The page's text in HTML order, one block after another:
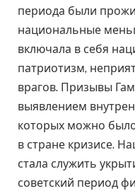
периода были
национальные
включала в себя
патриотизм,
врагов. Призывы
выявлением
которых можно
в стране кризисе.
стала служить
советский период